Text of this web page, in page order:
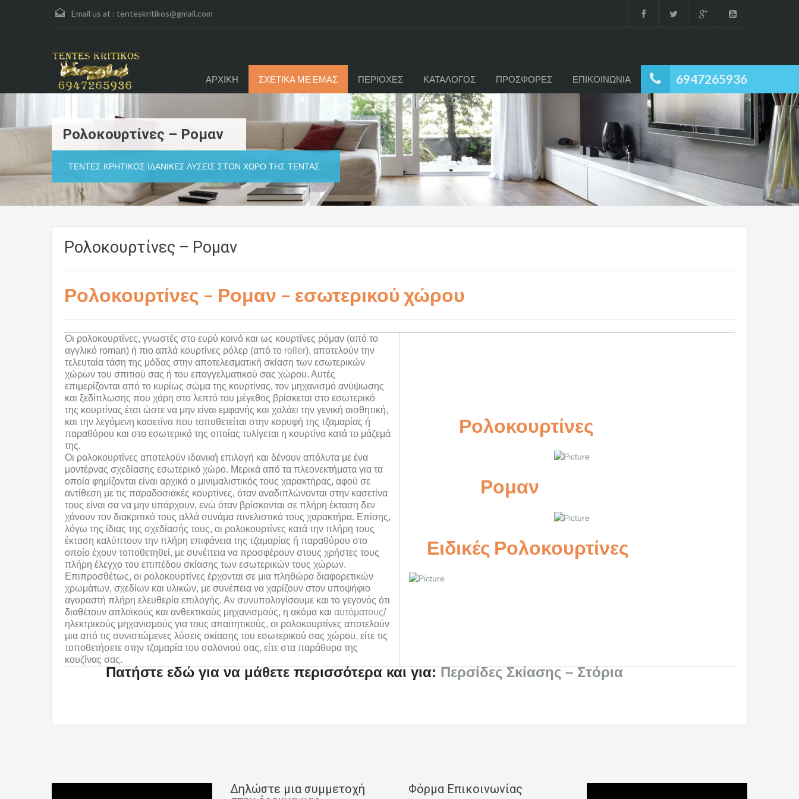
Email us at : tenteskritikos@gmail.com
6947265936
ΑΡΧΙΚΗ ΣΧΕΤΙΚΑ ΜΕ ΕΜΑΣ ΠΕΡΙΟΧΕΣ ΚΑΤΑΛΟΓΟΣ ΠΡΟΣΦΟΡΕΣ ΕΠΙΚΟΙΝΩΝΙΑ
Ρολοκουρτίνες – Ρομαν
ΤΕΝΤΕΣ ΚΡΗΤΙΚΟΣ ΙΔΑΝΙΚΕΣ ΛΥΣΕΙΣ ΣΤΟΝ ΧΩΡΟ ΤΗΣ ΤΕΝΤΑΣ.
Ρολοκουρτίνες – Ρομαν
Ρολοκουρτίνες – Ρομαν – εσωτερικού χώρου
Οι ρολοκουρτίνες, γνωστές στο ευρύ κοινό και ως κουρτίνες ρόμαν (από το
αγγλικό roman) ή πιο απλά κουρτίνες ρόλερ (από το roller), αποτελούν την
τελευταία τάση της μόδας στην αποτελεσματική σκίαση των εσωτερικών
χώρων του σπιτιού σας ή του επαγγελματικού σας χώρου. Αυτές
επιμερίζονται από το κυρίως σώμα της κουρτίνας, τον μηχανισμό ανύψωσης
και ξεδίπλωσης που χάρη στο λεπτό του μέγεθος βρίσκεται στο εσωτερικό
της κουρτίνας έτσι ώστε να μην είναι εμφανής και χαλάει την γενική αισθητική,
και την λεγόμενη κασετίνα που τοποθετείται στην κορυφή της τζαμαρίας ή
παραθύρου και στο εσωτερικό της οποίας τυλίγεται η κουρτίνα κατά το μάζεμά
της.
Οι ρολοκουρτίνες αποτελούν ιδανική επιλογή και δένουν απόλυτα με ένα
μοντέρνας σχεδίασης εσωτερικό χώρο. Μερικά από τα πλεονεκτήματα για τα
οποία φημίζονται είναι αρχικά ο μινιμαλιστικός τους χαρακτήρας, αφού σε
αντίθεση με τις παραδοσιακές κουρτίνες, όταν αναδιπλώνονται στην κασετίνα
τους είναι σα να μην υπάρχουν, ενώ όταν βρίσκονται σε πλήρη έκταση δεν
χάνουν τον διακριτικό τους αλλά συνάμα πινελιστικό τους χαρακτήρα. Επίσης,
λόγω της ίδιας της σχεδίασής τους, οι ρολοκουρτίνες κατά την πλήρη τους
έκταση καλύπτουν την πλήρη επιφάνεια της τζαμαρίας ή παραθύρου στο
οποίο έχουν τοποθετηθεί, με συνέπεια να προσφέρουν στους χρήστες τους
πλήρη έλεγχο του επιπέδου σκίασης των εσωτερικών τους χώρων.
Επιπροσθέτως, οι ρολοκουρτίνες έρχονται σε μια πληθώρα διαφορετικών
χρωμάτων, σχεδίων και υλικών, με συνέπεια να χαρίζουν στον υποψήφιο
αγοραστή πλήρη ελευθερία επιλογής. Αν συνυπολογίσουμε και το γεγονός ότι
διαθέτουν απλοϊκούς και ανθεκτικούς μηχανισμούς, η ακόμα και αυτόματους/
ηλεκτρικούς μηχανισμούς για τους απαιτητικούς, οι ρολοκουρτίνες αποτελούν
μια από τις συνιστώμενες λύσεις σκίασης του εσωτερικού σας χώρου, είτε τις
τοποθετήσετε στην τζαμαρία του σαλονιού σας, είτε στα παράθυρα της
κουζίνας σας.
Ρολοκουρτίνες
Ρομαν
Ειδικές Ρολοκουρτίνες
Πατήστε εδώ για να μάθετε περισσότερα και για: Περσίδες Σκίασης – Στόρια
Δηλώστε μια συμμετοχή
Φόρμα Επικοινωνίας